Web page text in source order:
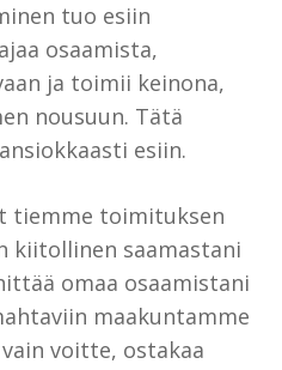
tuo esiin
osaamista,
ja toimii keinona,
nousuun. Tätä
esiin.
tiemme toimituksen
kiitollinen saamastani
omaa osaamistani
maakuntamme
voitte, ostakaa